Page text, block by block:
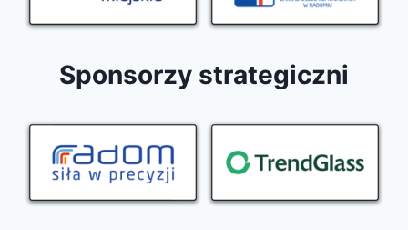
Sponsorzy strategiczni